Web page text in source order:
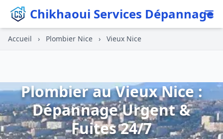
Chikhaoui Services Dépannage
Accueil › Plombier Nice › Vieux Nice
Plombier au Vieux Nice :
Dépannage Urgent &
Fuites 24/7